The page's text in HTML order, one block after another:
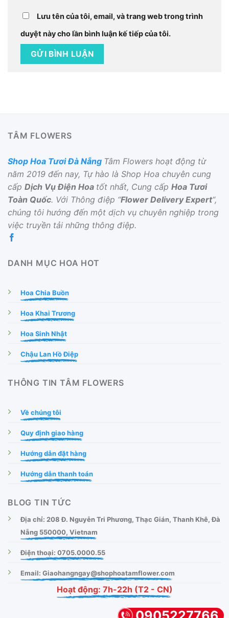
Lưu tên của tôi, email, và trang web trong trình
duyệt này cho lần bình luận kế tiếp của tôi.
TÂM FLOWERS
Shop Hoa Tươi Đà Nẵng Tâm Flowers hoạt động từ
năm 2019 đến nay, Tự hào là Shop Hoa chuyên cung
cấp Dịch Vụ Điện Hoa tốt nhất, Cung cấp Hoa Tươi
Toàn Quốc. Với Thông điệp “Flower Delivery Expert“,
chúng tôi hướng đến một dịch vụ chuyên nghiệp trong
việc truyền tải những thông điệp.
DANH MỤC HOA HOT
Hoa Chia Buồn
Hoa Khai Trương
Hoa Sinh Nhật
Chậu Lan Hồ Điệp
THÔNG TIN TÂM FLOWERS
Về chúng tôi
Quy định giao hàng
Hướng dẫn đặt hàng
Hướng dẫn thanh toán
BLOG TIN TỨC
Địa chỉ: 208 Đ. Nguyễn Tri Phương, Thạc Gián, Thanh Khê, Đà
Nẵng 550000, Vietnam
Điện thoại: 0705.0000.55
Email: Giaohangngay@shophoatamflower.com
Hoạt động: 7h-22h (T2 - CN)